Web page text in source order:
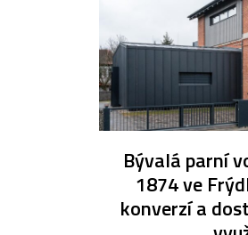
Bývalá parní
1874 ve
konverzí a